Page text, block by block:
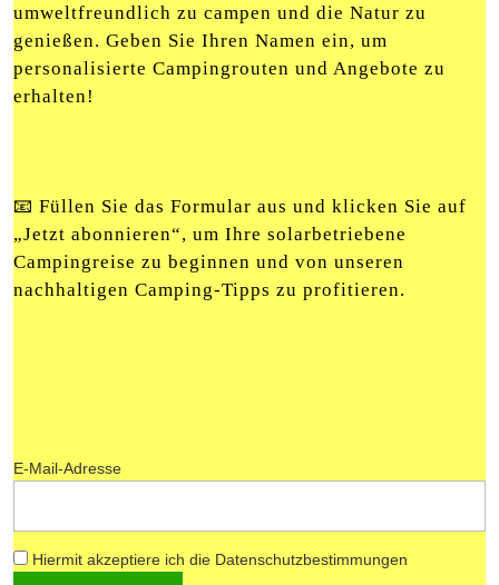
umweltfreundlich zu campen und die Natur zu
genießen. Geben Sie Ihren Namen ein, um
personalisierte Campingrouten und Angebote zu
erhalten!
📧 Füllen Sie das Formular aus und klicken Sie auf
„Jetzt abonnieren“, um Ihre solarbetriebene
Campingreise zu beginnen und von unseren
nachhaltigen Camping-Tipps zu profitieren.
E-Mail-Adresse
Hiermit akzeptiere ich die Datenschutzbestimmungen